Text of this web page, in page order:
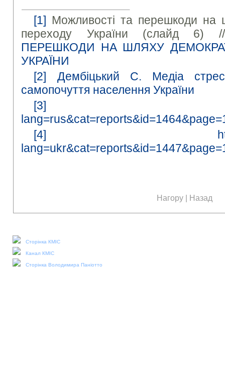
[1] Можливості та перешкоди на
переходу України (слайд
ПЕРЕШКОДИ НА ШЛЯХУ
УКРАЇНИ
[2]
Дембіцький С. Медіа
самопочуття населення України
[3]
[4]
Нагору | Назад
Сторінка КМІС
Канал КМІС
Сторінка Володимира Паніотто